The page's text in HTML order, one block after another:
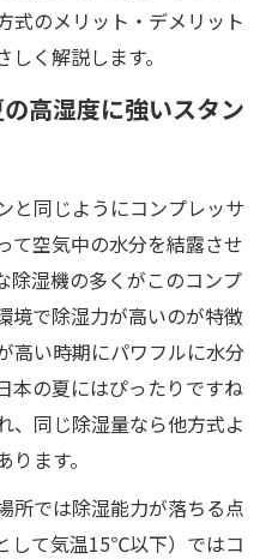
式のメリット・デメリット
く解説します。
高湿度に強いスタン
と同じようにコンプレッサ
て空気中の水分を結露させ
除湿機の多くがこのコンプ
境で除湿力が高いのが特徴
高い時期にパワフルに水分
本の夏にはぴったりですね​
、同じ除湿量なら他方式よ
ます。
所では除湿能力が落ちる点
して気温15℃以下）ではコ